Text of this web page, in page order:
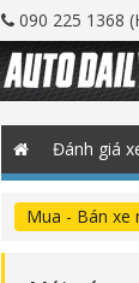
090 225 1368
Đánh giá
Mua - Bán xe